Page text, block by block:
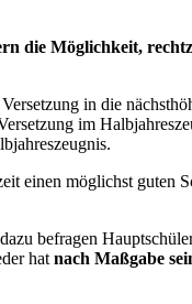
die Möglichkeit,
in die
im
einen möglichst guten
befragen
hat nach Maßgabe